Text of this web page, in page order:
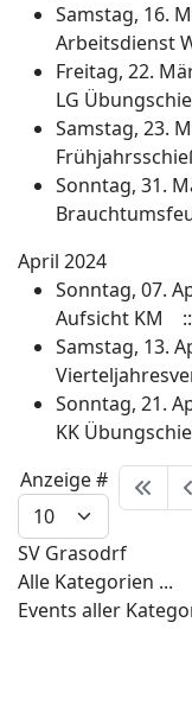
Samstag, 16.
Arbeitsdienst
Freitag, 22.
LG
Samstag, 23.
Sonntag, 31.
April 2024
Sonntag, 07.
Aufsicht KM
Samstag, 13.
Sonntag, 21.
KK
Limite der
Anzeige #
SV Grasodrf
Alle Kategorien ...
Events aller